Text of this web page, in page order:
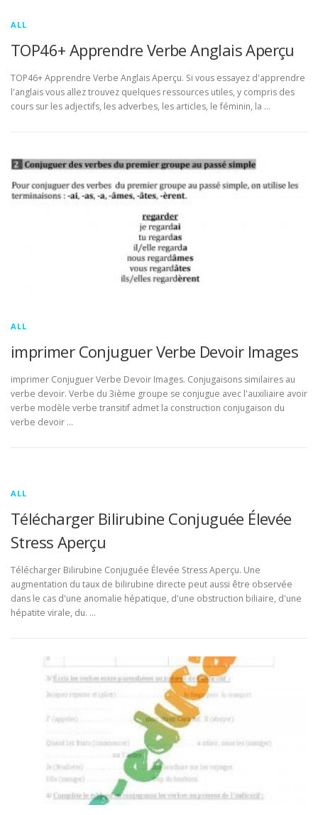
ALL
TOP46+ Apprendre Verbe Anglais Aperçu
TOP46+ Apprendre Verbe Anglais Aperçu. Si vous essayez d'apprendre
l'anglais vous allez trouvez quelques ressources utiles, y compris des
cours sur les adjectifs, les adverbes, les articles, le féminin, la …
ALL
imprimer Conjuguer Verbe Devoir Images
imprimer Conjuguer Verbe Devoir Images. Conjugaisons similaires au
verbe devoir. Verbe du 3ième groupe se conjugue avec l'auxiliaire avoir
verbe modèle verbe transitif admet la construction conjugaison du
verbe devoir …
ALL
Télécharger Bilirubine Conjuguée Élevée
Stress Aperçu
Télécharger Bilirubine Conjuguée Élevée Stress Aperçu. Une
augmentation du taux de bilirubine directe peut aussi être observée
dans le cas d'une anomalie hépatique, d'une obstruction biliaire, d'une
hépatite virale, du. …